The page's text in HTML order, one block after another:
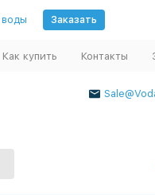
Заказать
Как купить Контакты